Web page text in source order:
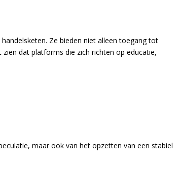
Ze bieden niet alleen toegang tot
dat platforms die zich richten op educatie,
maar ook van het opzetten van een stabiel